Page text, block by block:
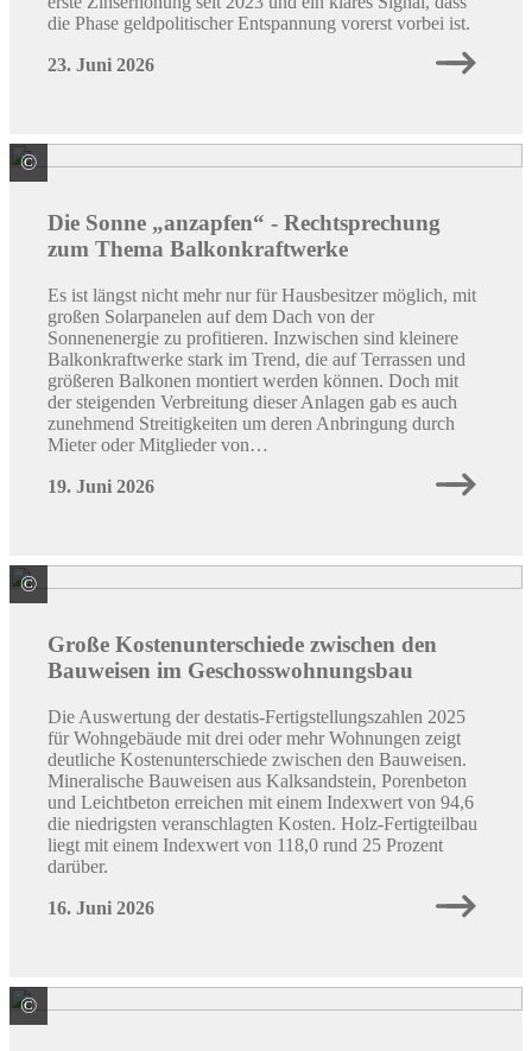
die Phase geldpolitischer Entspannung vorerst vorbei ist.
23. Juni 2026
© Quelle: LBS
Die Sonne „anzapfen“ - Rechtsprechung
zum Thema Balkonkraftwerke
Es ist längst nicht mehr nur für Hausbesitzer möglich, mit
großen Solarpane­len auf dem Dach von der
Sonnenenergie zu profitieren. Inzwischen sind kleinere
Balkonkraftwerke stark im Trend, die auf Terrassen und
größeren Balkonen montiert werden können. Doch mit
der steigenden Verbreitung dieser Anlagen gab es auch
zunehmend Streitigkeiten um deren Anbringung durch
Mieter oder Mitglieder von…
19. Juni 2026
© Quelle: DGfM
Große Kostenunterschiede zwischen den
Bauweisen im Geschosswohnungsbau
Die Auswertung der destatis-Fertigstellungszahlen 2025
für Wohngebäude mit drei oder mehr Wohnungen zeigt
deutliche Kostenunterschiede zwischen den Bauweisen.
Mineralische Bauweisen aus Kalksandstein, Porenbeton
und Leichtbeton erreichen mit einem Indexwert von 94,6
die niedrigsten veranschlagten Kosten. Holz-Fertigteilbau
liegt mit einem Indexwert von 118,0 rund 25 Prozent
darüber.
16. Juni 2026
© Gebr. Ostendorf Kunststoffe GmbH